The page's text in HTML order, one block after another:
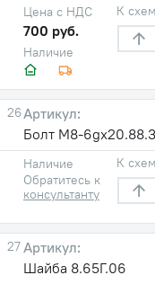
Наличие
Цена с НДС
700 руб.
К
26
Болт М8-
Наличие
Обратитесь к
консультанту
К
27
Шайба 8.65Г.06